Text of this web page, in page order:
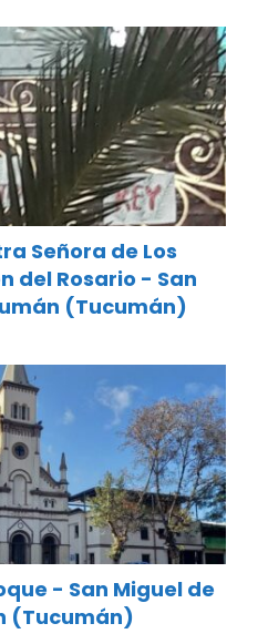
Señora de Los
del Rosario - San
(Tucumán)
- San Miguel de
(Tucumán)